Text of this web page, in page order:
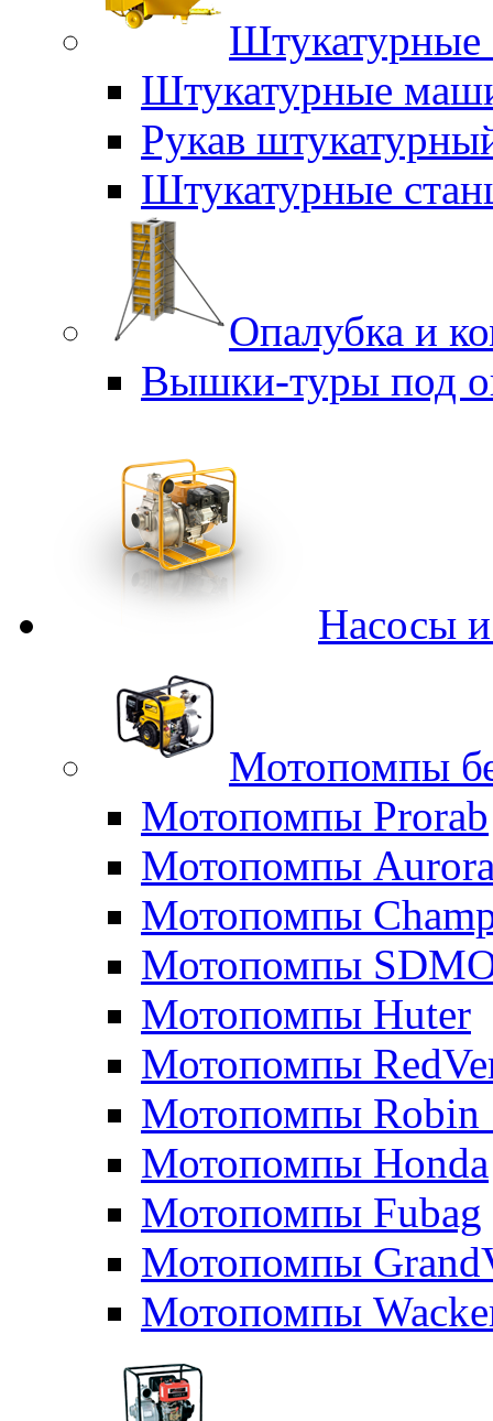
Штукатурные
Штукатурные
Рукав
Штукатурные
Опалубка и
Вышки-туры под
Насосы
Мотопомпы
Мотопомпы Prorab
Мотопомпы
Мотопомпы
Мотопомпы
Мотопомпы Huter
Мотопомпы
Мотопомпы Robin
Мотопомпы Honda
Мотопомпы Fubag
Мотопомпы
Мотопомпы